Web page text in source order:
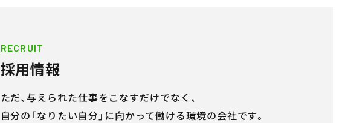
RECRUIT
採用情報
ただ、与えられた仕事をこなすだけでなく、
自分の「なりたい自分」に向かって働ける環境の会社です。